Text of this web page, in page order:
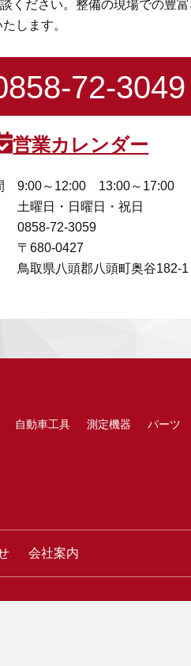
ください。整備の現場での豊
します。
72-3049
営業カレンダー
9:00～12:00 13:00～17:00
土曜日・日曜日・祝日
0858-72-3059
〒680-0427
鳥取県八頭郡八頭町奥谷182-1
自動車工具 測定機器 パーツ
会社案内